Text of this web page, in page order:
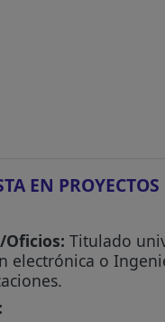
EN PROYECTOS
Oficios: Titulado
electrónica o